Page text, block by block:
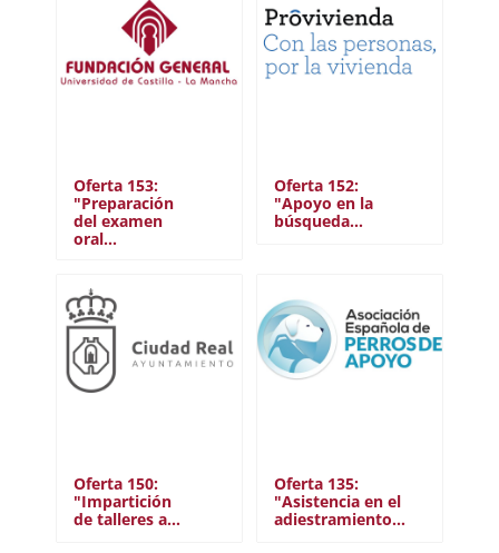
Oferta 153:
"Preparación
del examen
oral…
Oferta 152:
"Apoyo en la
búsqueda…
Oferta 150:
"Impartición
de talleres a…
Oferta 135:
"Asistencia en el
adiestramiento…